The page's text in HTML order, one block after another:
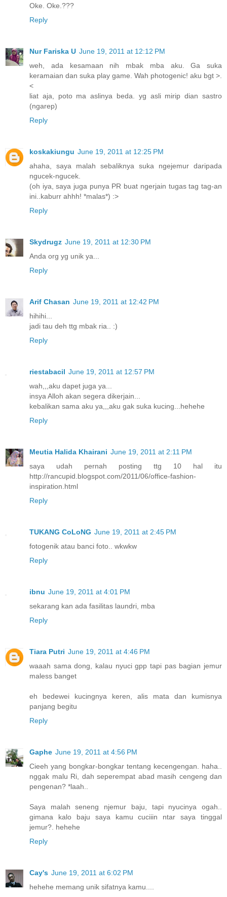
Oke. Oke.???
Reply
Nur Fariska U June 19, 2011 at 12:12 PM
weh, ada kesamaan nih mbak mba aku. Ga suka
keramaian dan suka play game. Wah photogenic! aku bgt >.
<
liat aja, poto ma aslinya beda. yg asli mirip dian sastro
(ngarep)
Reply
koskakiungu June 19, 2011 at 12:25 PM
ahaha, saya malah sebaliknya suka ngejemur daripada
ngucek-ngucek.
(oh iya, saya juga punya PR buat ngerjain tugas tag tag-an
ini..kaburr ahhh! *malas*) :>
Reply
Skydrugz June 19, 2011 at 12:30 PM
Anda org yg unik ya...
Reply
Arif Chasan June 19, 2011 at 12:42 PM
hihihi...
jadi tau deh ttg mbak ria.. :)
Reply
riestabacil June 19, 2011 at 12:57 PM
wah,,,aku dapet juga ya...
insya Alloh akan segera dikerjain...
kebalikan sama aku ya,,,aku gak suka kucing...hehehe
Reply
Meutia Halida Khairani June 19, 2011 at 2:11 PM
saya udah pernah posting ttg 10 hal itu
http://rancupid.blogspot.com/2011/06/office-fashion-
inspiration.html
Reply
TUKANG CoLoNG June 19, 2011 at 2:45 PM
fotogenik atau banci foto.. wkwkw
Reply
ibnu June 19, 2011 at 4:01 PM
sekarang kan ada fasilitas laundri, mba
Reply
Tiara Putri June 19, 2011 at 4:46 PM
waaah sama dong, kalau nyuci gpp tapi pas bagian jemur
maless banget
eh bedewei kucingnya keren, alis mata dan kumisnya
panjang begitu
Reply
Gaphe June 19, 2011 at 4:56 PM
Cieeh yang bongkar-bongkar tentang kecengengan. haha..
nggak malu Ri, dah seperempat abad masih cengeng dan
pengenan? *laah..
Saya malah seneng njemur baju, tapi nyucinya ogah..
gimana kalo baju saya kamu cuciiin ntar saya tinggal
jemur?. hehehe
Reply
Cay's June 19, 2011 at 6:02 PM
hehehe memang unik sifatnya kamu....